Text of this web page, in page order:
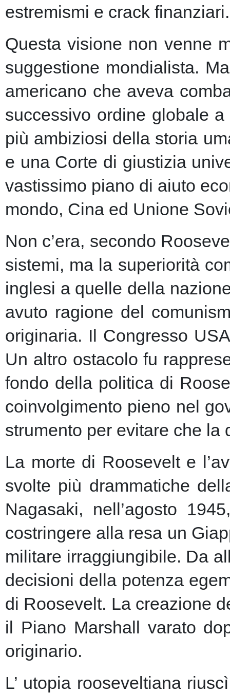
estremismi e crack finanziari.
Questa visione non venne
suggestione mondialista.
americano che aveva
successivo ordine globale
più ambiziosi della storia
e una Corte di giustizia
vastissimo piano di aiuto
mondo, Cina ed Unione
Non c’era, secondo
sistemi, ma la superiorità
inglesi a quelle della
avuto ragione del
originaria. Il Congresso
Un altro ostacolo fu
fondo della politica di
coinvolgimento pieno nel
strumento per evitare che
La morte di Roosevelt e
svolte più drammatiche
Nagasaki, nell’agosto
costringere alla resa un
militare irraggiungibile. Da
decisioni della potenza
di Roosevelt. La creazione
il Piano Marshall varato
originario.
L’ utopia rooseveltiana